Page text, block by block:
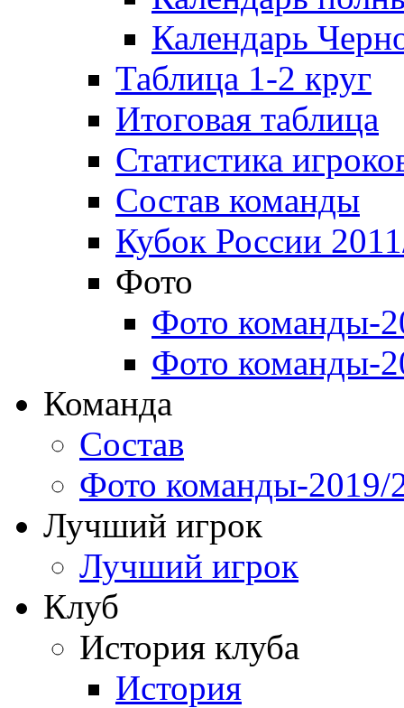
Календарь
Таблица 1-2 круг
Итоговая таблица
Статистика
Состав команды
Кубок России
Фото
Фото команды-
Фото команды-
Команда
Состав
Фото команды-2019/
Лучший игрок
Лучший игрок
Клуб
История клуба
История